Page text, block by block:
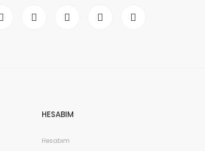
HESABIM
Hesabım